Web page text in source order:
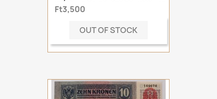
Ft3,500
OUT OF STOCK